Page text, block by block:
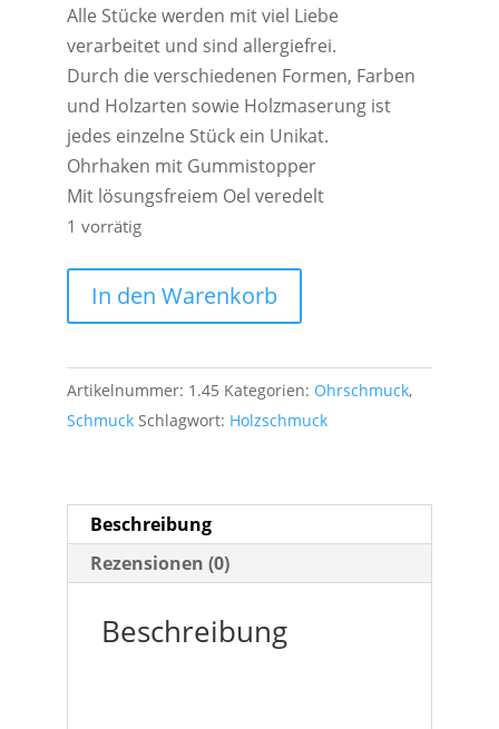
Alle Stücke werden mit viel Liebe
verarbeitet und sind allergiefrei.
Durch die verschiedenen Formen, Farben
und Holzarten sowie Holzmaserung ist
jedes einzelne Stück ein Unikat.
Ohrhaken mit Gummistopper
Mit lösungsfreiem Oel veredelt
1 vorrätig
Ohrschmuck
de
Perro
Nussbaum
In den Warenkorb
Artikelnummer: 1.45 Kategorien: Ohrschmuck,
Schmuck Schlagwort: Holzschmuck
Beschreibung
Rezensionen (0)
Beschreibung